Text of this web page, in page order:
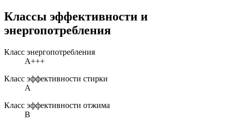
Классы эффективности и
энергопотребления
Класс энергопотребления
A+++
Класс эффективности стирки
A
Класс эффективности отжима
B